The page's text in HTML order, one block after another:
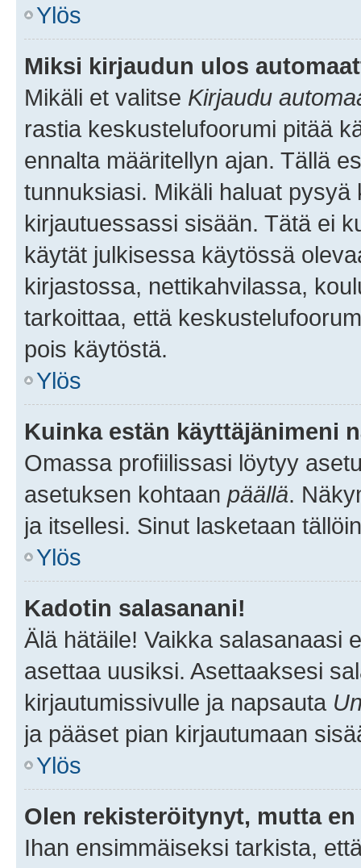
Ylös
Miksi kirjaudun ulos
Mikäli et valitse Kirjaudu
rastia keskustelufoorumi pitää
ennalta määritellyn ajan. Tällä
tunnuksiasi. Mikäli haluat
kirjautuessassi sisään. Tätä ei
käytät julkisessa käytössä
kirjastossa, nettikahvilassa,
tarkoittaa, että
pois käytöstä.
Ylös
Kuinka estän käyttäjänimeni
Omassa profiilissasi löytyy
asetuksen kohtaan päällä.
ja itsellesi. Sinut lasketaan
Ylös
Kadotin salasanani!
Älä hätäile! Vaikka salasanaasi
asettaa uusiksi. Asettaaksesi
kirjautumissivulle ja napsauta
ja pääset pian kirjautumaan
Ylös
Olen rekisteröitynyt, mutta
Ihan ensimmäiseksi tarkista,